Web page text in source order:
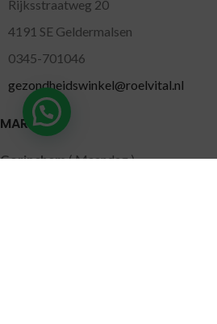
Rijksstraatweg 20
4191 SE Geldermalsen
0345-701046
gezondheidswinkel@roelvital.nl
MARKTEN
Gorinchem( Maandag )